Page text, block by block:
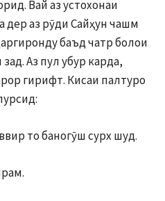
Вай аз устохонаи
дер аз рӯди Сайҳун чашм
баъд чатр болои
Аз пул убур карда,
гирифт. Кисаи палтуро
то баногӯш сурх шуд.